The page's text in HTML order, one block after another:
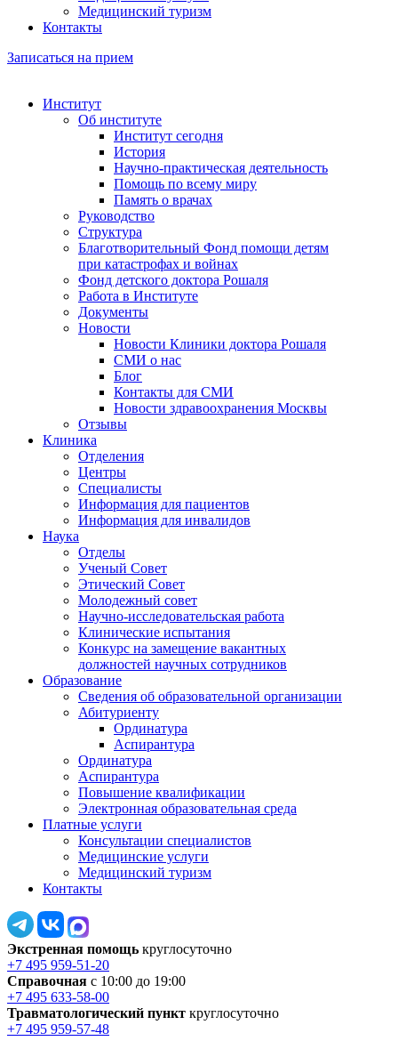
Медицинский туризм
Контакты
Записаться на прием
Институт
Об институте
Институт сегодня
История
Научно-практическая деятельность
Помощь по всему миру
Память о врачах
Руководство
Структура
Благотворительный Фонд помощи детям
при катастрофах и войнах
Фонд детского доктора Рошаля
Работа в Институте
Документы
Новости
Новости Клиники доктора Рошаля
СМИ о нас
Блог
Контакты для СМИ
Новости здравоохранения Москвы
Отзывы
Клиника
Отделения
Центры
Специалисты
Информация для пациентов
Информация для инвалидов
Наука
Отделы
Ученый Совет
Этический Совет
Молодежный совет
Научно-исследовательская работа
Клинические испытания
Конкурс на замещение вакантных
должностей научных сотрудников
Образование
Сведения об образовательной организации
Абитуриенту
Ординатура
Аспирантура
Ординатура
Аспирантура
Повышение квалификации
Электронная образовательная среда
Платные услуги
Консультации специалистов
Медицинские услуги
Медицинский туризм
Контакты
Экстренная помощь круглосуточно
+7 495 959-51-20
Справочная с 10:00 до 19:00
+7 495 633-58-00
Травматологический пункт круглосуточно
+7 495 959-57-48